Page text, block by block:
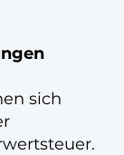
sich